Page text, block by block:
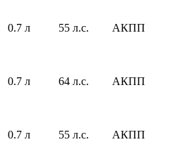
0.7 л 55 л.с. АКПП
0.7 л 64 л.с. АКПП
0.7 л 55 л.с. АКПП